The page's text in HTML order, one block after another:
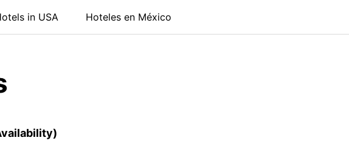
in USA Hoteles en México